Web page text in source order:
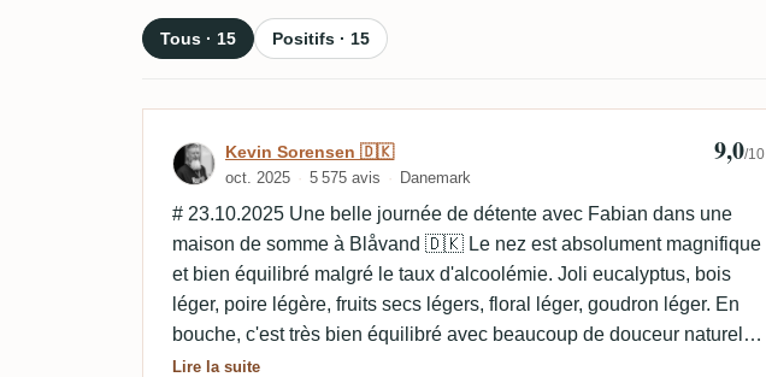
Tous · 15 Positifs · 15
Avis de Kevin Sorensen 🇩🇰
Kevin Sorensen 🇩🇰
oct. 2025 5 575 avis Danemark
9,0/10
# 23.10.2025 Une belle journée de détente avec Fabian dans une
maison de somme à Blåvand 🇩🇰 Le nez est absolument magnifique
et bien équilibré malgré le taux d'alcoolémie. Joli eucalyptus, bois
léger, poire légère, fruits secs légers, floral léger, goudron léger. En
bouche, c'est très bien équilibré avec beaucoup de douceur naturelle.
Fruité avec un beau caramel, un bois léger et un peu de menthe
Lire la suite